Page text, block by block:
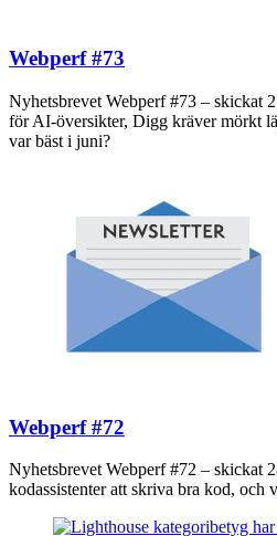
Webperf #73
Nyhetsbrevet Webperf #73 – skickat
för AI-översikter, Digg kräver mörkt
var bäst i juni?
Webperf #72
Nyhetsbrevet Webperf #72 – skickat
kodassistenter att skriva bra kod, och